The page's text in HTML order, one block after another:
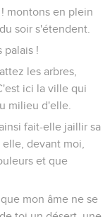
montons en plein
soir s'étendent.
palais !
les arbres,
ici la ville qui
milieu d'elle.
fait-elle jaillir sa
devant moi,
et que
mon âme ne se